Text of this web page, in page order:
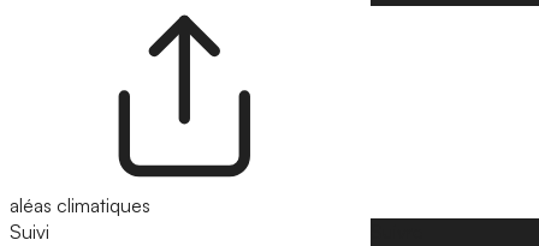
aléas climatiques
Suivi